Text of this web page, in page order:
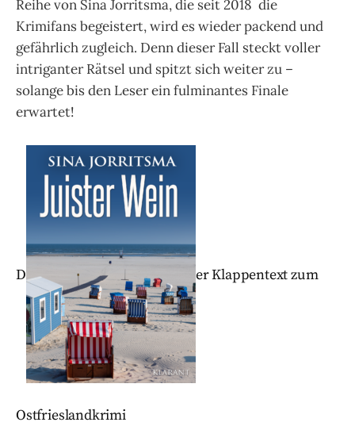
Reihe von Sina Jorritsma, die seit 2018 die
Krimifans begeistert, wird es wieder packend und
gefährlich zugleich. Denn dieser Fall steckt voller
intriganter Rätsel und spitzt sich weiter zu –
solange bis den Leser ein fulminantes Finale
erwartet!
D er Klappentext zum
Ostfrieslandkrimi